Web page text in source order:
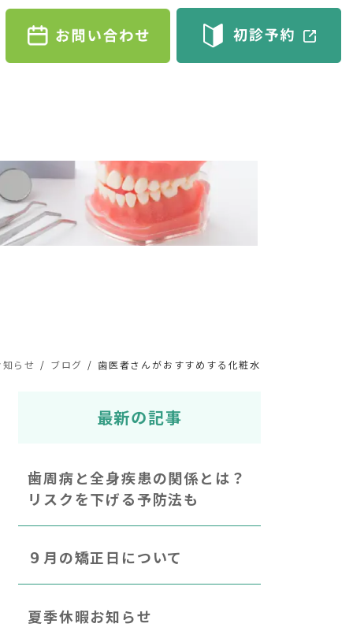
知らせ ブログ 歯医者さんがおすすめする化粧水
最新の記事
歯周病と全身疾患の関係とは？
リスクを下げる予防法も
９月の矯正日について
夏季休暇お知らせ